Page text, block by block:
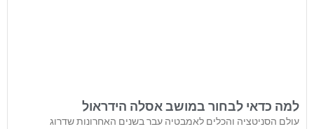
למה כדאי לבחור במושב אסלה הידראול
עולם הסניטציה והכלים לאמבטיה עבר בשנים האחרונות שדרוג